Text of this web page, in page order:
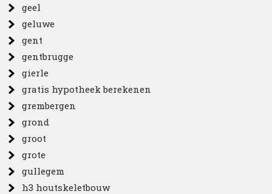
geel
geluwe
gent
gentbrugge
gierle
gratis hypotheek berekenen
grembergen
grond
groot
grote
gullegem
h3 houtskeletbouw